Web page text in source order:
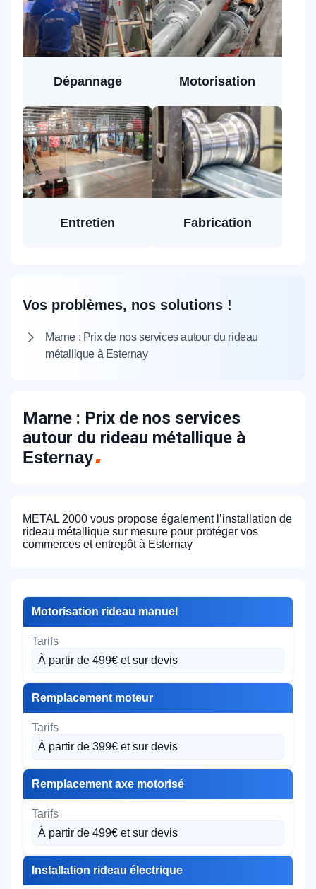
Dépannage Motorisation
Entretien Fabrication
Vos problèmes, nos solutions !
Marne : Prix de nos services autour du rideau
métallique à Esternay
Marne : Prix de nos services
autour du rideau métallique à
Esternay
METAL 2000 vous propose également l’installation de
rideau métallique sur mesure pour protéger vos
commerces et entrepôt à Esternay
Motorisation rideau manuel
À partir de 499€ et sur devis
Remplacement moteur
À partir de 399€ et sur devis
Remplacement axe motorisé
À partir de 499€ et sur devis
Installation rideau électrique